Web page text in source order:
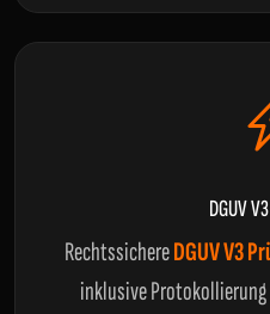
DGUV
RechtssichereDGUV V3
inklusive Protokollierung